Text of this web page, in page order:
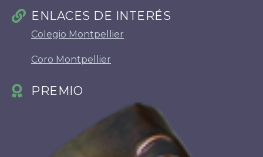
ENLACES DE INTERÉS
Colegio Montpellier
Coro Montpellier
PREMIO